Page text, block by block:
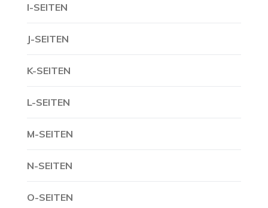
I-SEITEN
J-SEITEN
K-SEITEN
L-SEITEN
M-SEITEN
N-SEITEN
O-SEITEN